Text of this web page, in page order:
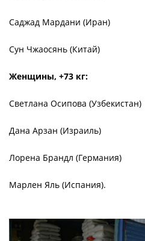
Саджад Мардани (Иран)
Сун Чжаосянь (Китай)
Женщины, +73 кг:
Светлана Осипова (Узбекистан)
Дана Арзан (Израиль)
Лорена Брандл (Германия)
Марлен Яль (Испания).